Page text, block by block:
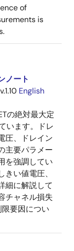
of
is
ノート
English
の絶対最大定
います。ドレ
圧、ドレイン
主要パラメー
を強調してい
い値電圧、
細に解説して
チャネル損失
要因につい